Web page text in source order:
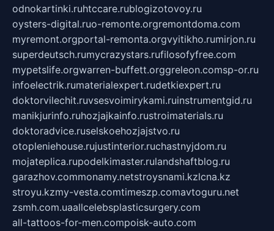
odnokartinki.ruhtccare.rublogizotovoy.ru
oysters-digital.ruo-remonte.orgremontdoma.com
myremont.orgportal-remonta.orgvyitikho.rumirjon.ru
superdeutsch.rumycrazystars.rufilosofyfree.com
mypetslife.orgwarren-buffett.orggreleon.comsp-or.ru
infoelectrik.rumaterialexpert.rudetkiexpert.ru
doktorvilechit.ruvsesvoimirykami.ruinstrumentgid.ru
manikjurinfo.ruhozjajkainfo.rustroimaterials.ru
doktoradvice.ruselskoehozjajstvo.ru
otopleniehouse.rujustinterior.ruchastnyjdom.ru
mojateplica.rupodelkimaster.rulandshaftblog.ru
garazhov.commonamy.netstroysnami.kzlcna.kz
stroyu.kzmy-vesta.comtimeszp.comavtoguru.net
zsmh.com.uaallcelebsplasticsurgery.com
all-tattoos-for-men.compoisk-auto.com